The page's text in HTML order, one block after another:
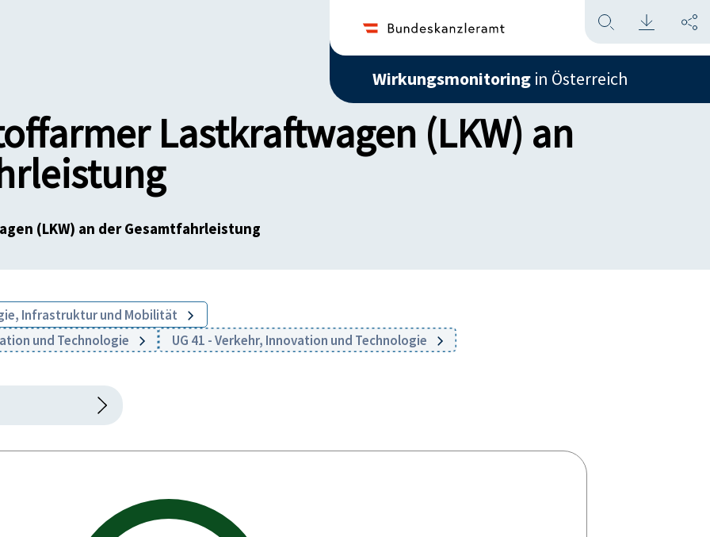
Wirkungsmonitoring in Österreich
Lastkraftwagen (LKW) an
(LKW) an der Gesamtfahrleistung
Infrastruktur und Mobilität
und Technologie
UG 41 - Verkehr, Innovation und Technologie